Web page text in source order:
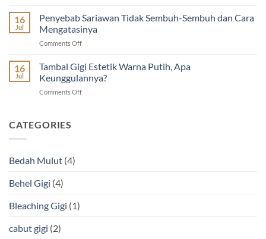
Imunisasi
&
Tambal
dan
Scaling
Waktu
Terbaik
Scaling
Gigi?
Rekomendasi
Dokter
16
Jul
Penyebab Sariawan Tidak Sembuh-Sembuh dan Cara
Mengatasinya
Comments Offon
Sariawan
Tidak
Sembuh-
Sembuh
16
Jul
Tambal Gigi Estetik Warna Putih, Apa
Keunggulannya?
Comments Offon
CATEGORIES
Bedah Mulut (4)
Behel Gigi (4)
Bleaching Gigi (1)
cabut gigi (2)